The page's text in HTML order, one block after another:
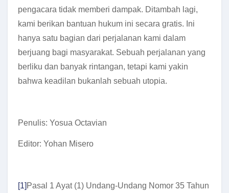
pengacara tidak memberi dampak. Ditambah lagi,
kami berikan bantuan hukum ini secara gratis. Ini
hanya satu bagian dari perjalanan kami dalam
berjuang bagi masyarakat. Sebuah perjalanan yang
berliku dan banyak rintangan, tetapi kami yakin
bahwa keadilan bukanlah sebuah utopia.
Penulis: Yosua Octavian
Editor: Yohan Misero
[1] Pasal 1 Ayat (1) Undang-Undang Nomor 35 Tahun